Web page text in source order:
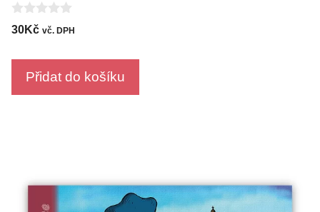
0
o
t
5
30Kč vč. DPH
Přidat do košíku